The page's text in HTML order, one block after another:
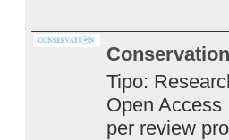
Tipo:
Open Access
per review